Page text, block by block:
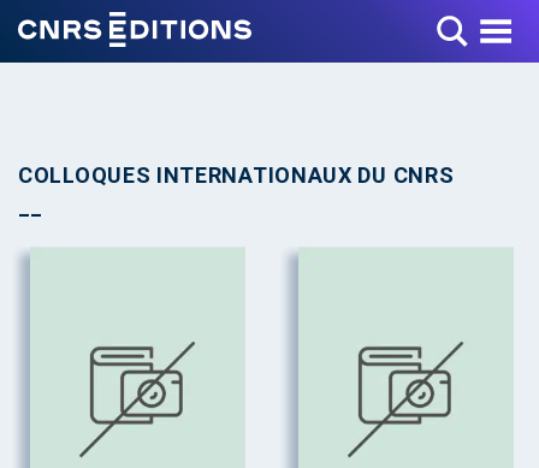
Toggle Menu
COLLOQUES INTERNATIONAUX DU CNRS